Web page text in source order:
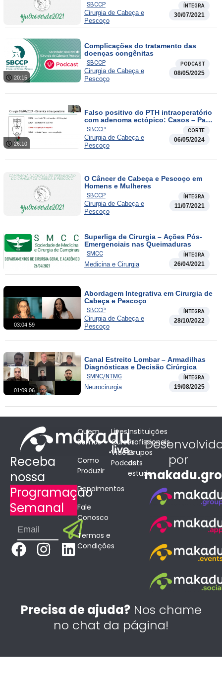
SBCCP ÍNTEGRA
Cirurgia de Cabeça e
Pescoço
30/07/2021
20:15
Complicações do tratamento das
doenças congênitas
SBCCP PODCAST
Cirurgia de Cabeça e
Pescoço
08/05/2025
26:10
Falso positivo do PTH intraoperatório
com adenoma ectópico: Casos – Parte
3SBCCP CORTE
Cirurgia de Cabeça e
Pescoço
06/05/2024
O Câncer de Cabeça e Pescoço em
Homens e Mulheres
SBCCP ÍNTEGRA
Cirurgia de Cabeça e
Pescoço
11/07/2021
Superliga de Cirurgia – Ações Pós-
Emergenciais nas Queimaduras
SMCC ÍNTEGRA
Medicina e Cirurgia 26/04/2021
03:04:59
Abordagem Integrativa em Cirurgia de
Cabeça e Pescoço
SBCCP ÍNTEGRA
Cirurgia de Cabeça e
Pescoço
28/10/2022
01:09:06
Canal Estreito Lombar – Armadilhas
Diagnósticas e Decisão Cirúrgica
SMNC/NTMG ÍNTEGRA
Neurocirurgia 19/08/2025
Receba
nossa
Programação
Semanal
Email Submit
F
b
k
I
a
a
L
e
d
n
Quem
Somos
Como
Produzir
Depoimentos
Fale
Conosco
Termos e
Condições
Lives
Cursos
Vídeos
Podcasts
Instituições
Profissionais
Grupos
de
estudo
por
Precisa de ajuda?Nos chame
no chat da página!